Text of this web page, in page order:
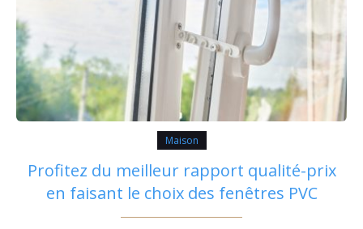
Maison
Profitez du meilleur rapport qualité-prix
en faisant le choix des fenêtres PVC